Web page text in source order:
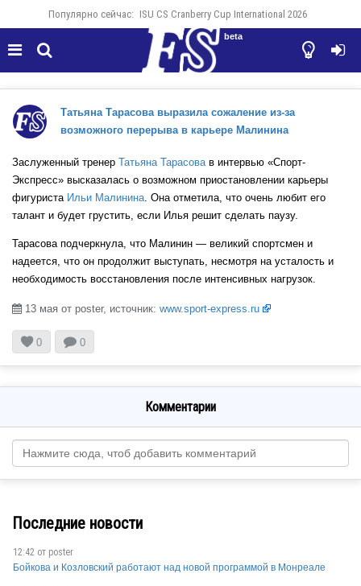
Популярно сейчас: ISU CS Cranberry Cup International 2026
  

beta
Татьяна Тарасова выразила сожаление из-за
возможного перерыва в карьере Малинина
Заслуженный тренер Татьяна Тарасовав интервью «Спорт-
Экспресс» высказалась о возможном приостановлении карьеры
фигуриста Ильи Малинина. Она отметила, что очень любит его
талант и будет грустить, если Илья решит сделать паузу.
Тарасова подчеркнула, что Малинин — великий спортсмен и
надеется, что он продолжит выступать, несмотря на усталость и
необходимость восстановления после интенсивных нагрузок.
 13 мая от poster, источник: www.sport-express.ru
0  0
Комментарии
Последние новости
12:42 от poster
Бойкова и Козловский работают над новой программой в Монреале